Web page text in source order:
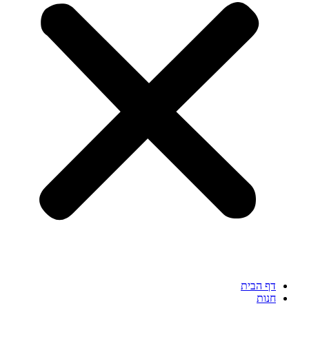
דף הבית
חנות